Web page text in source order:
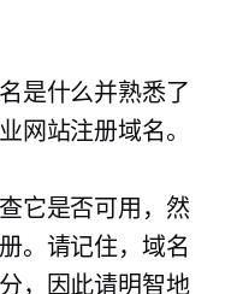
是什么并熟悉了
网站注册域名。
它是否可用，然
。请记住，域名
，因此请明智地